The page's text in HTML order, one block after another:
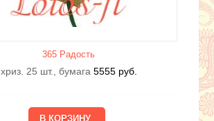
365 Радость
хриз. 25 шт., бумага 5555 руб.